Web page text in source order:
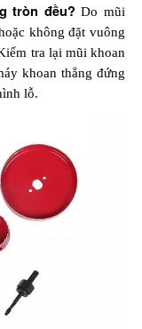
tròn đều? Do mũi
không đặt vuông
tra lại mũi khoan
khoan thẳng đứng
lỗ.